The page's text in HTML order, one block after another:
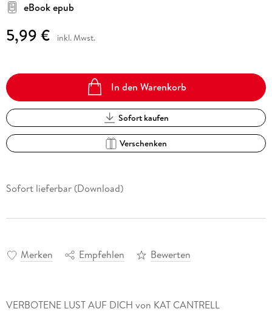
eBook epub
5,99 € inkl. Mwst.
In den Warenkorb
Sofort kaufen
Verschenken
Sofort lieferbar (Download)
Merken Empfehlen Bewerten
VERBOTENE LUST AUF DICH von KAT CANTRELL